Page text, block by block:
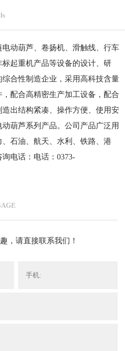
动葫芦、卷扬机、滑触线、行车
起重机产品等设备的设计、研
合性制造企业，采用高科技含量
配合高精密生产加工设备，配合
出结构紧凑、操作方便、使用安
葫芦系列产品。公司产品广泛用
石油、航天、水利、铁路、港
电话：电话：0373-
，请直接联系我们！